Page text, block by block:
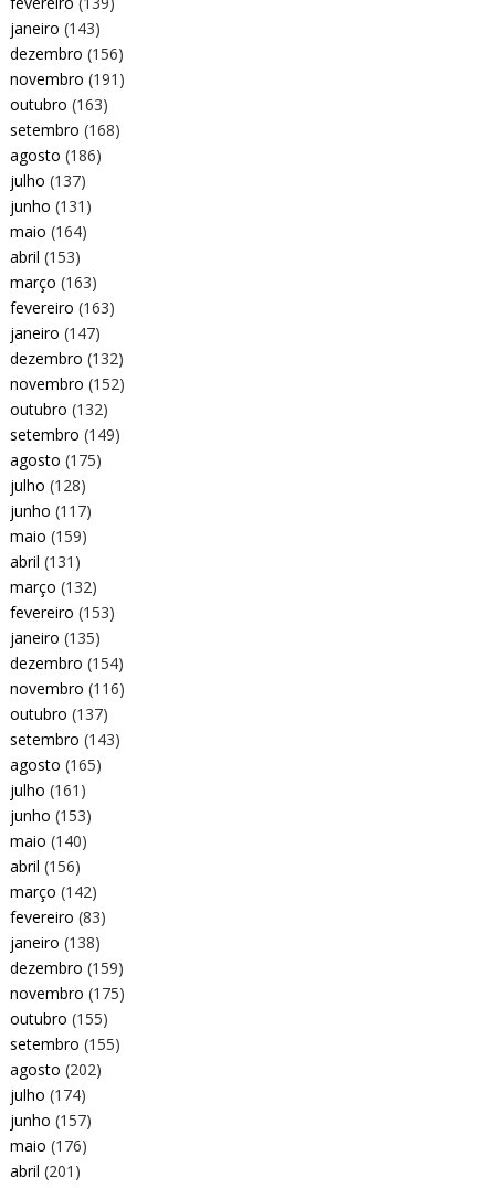
janeiro (143)
dezembro (156)
novembro (191)
outubro (163)
setembro (168)
agosto (186)
julho (137)
junho (131)
maio (164)
abril (153)
março (163)
fevereiro (163)
janeiro (147)
dezembro (132)
novembro (152)
outubro (132)
setembro (149)
agosto (175)
julho (128)
junho (117)
maio (159)
abril (131)
março (132)
fevereiro (153)
janeiro (135)
dezembro (154)
novembro (116)
outubro (137)
setembro (143)
agosto (165)
julho (161)
junho (153)
maio (140)
abril (156)
março (142)
fevereiro (83)
janeiro (138)
dezembro (159)
novembro (175)
outubro (155)
setembro (155)
agosto (202)
julho (174)
junho (157)
maio (176)
abril (201)